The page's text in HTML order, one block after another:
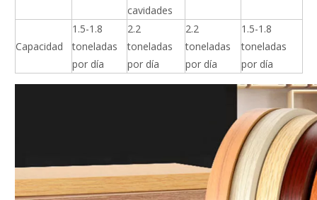
cavidades
Capacidad
1.5-1.8
toneladas
por día
2.2
toneladas
por día
2.2
toneladas
por día
1.5-1.8
toneladas
por día